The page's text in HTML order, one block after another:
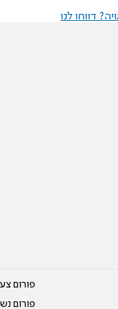
דווחו לנו
פורום
פורום